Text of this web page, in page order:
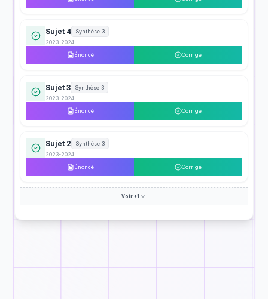
Sujet 4
Synthèse 3
2023-2024
Énoncé
Corrigé
Sujet 3
Synthèse 3
2023-2024
Énoncé
Corrigé
Sujet 2
Synthèse 3
2023-2024
Énoncé
Corrigé
Voir +1